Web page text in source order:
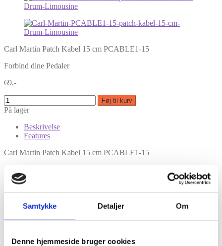
Samtykke Detaljer Om
Denne hjemmeside bruger cookies
Carl Martin Patch Kabel 15 cm PCABLE1-15
Forbind dine Pedaler
69,-
Føj til kurv
På lager
Beskrivelse
Features
Carl Martin Patch Kabel 15 cm PCABLE1-15
Professionelt patch kabel i høj kvalitet fra Danske Carl Martin.
Fladt og fleksibelt patchkabel på 15 cm til pedalboard
Kompakte knæk-jack stik der fylder minimalt
Guldbelagte stik sikrer stabil og ren signaloverførsel
Robust leder: 20 × 0,12 mm kobbertråde
Effektiv skærm: 48 × 0,10 mm tråde mod støj
Features